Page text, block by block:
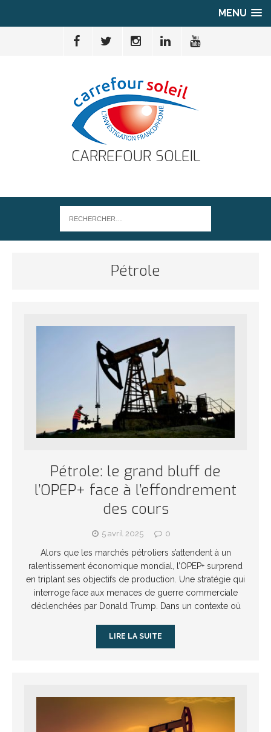
MENU
CARREFOUR SOLEIL
Pétrole
Pétrole: le grand bluff de
l’OPEP+ face à l’effondrement
des cours
5 avril 2025 0
Alors que les marchés pétroliers s’attendent à un
ralentissement économique mondial, l’OPEP+ surprend
en triplant ses objectifs de production. Une stratégie qui
interroge face aux menaces de guerre commerciale
déclenchées par Donald Trump. Dans un contexte où
LIRE LA SUITE